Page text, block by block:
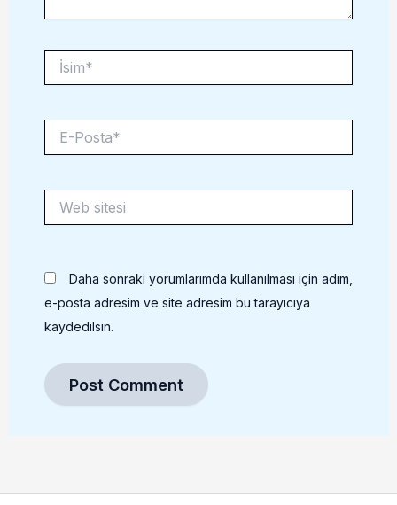
İsim*
Posta*
sitesi
Daha sonraki yorumlarımda kullanılması için adım,
e-posta adresim ve site adresim bu tarayıcıya
kaydedilsin.